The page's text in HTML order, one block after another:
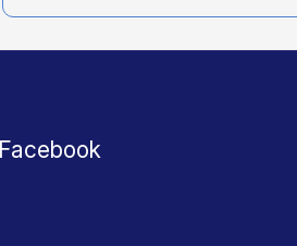
Facebook